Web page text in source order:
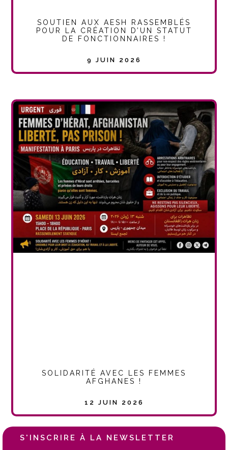
SOUTIEN AUX AESH RASSEMBLÉS
POUR LA CRÉATION D’UN STATUT
DE FONCTIONNAIRES !
9 JUIN 2026
SOLIDARITÉ AVEC LES FEMMES
AFGHANES !
12 JUIN 2026
S'INSCRIRE À LA NEWSLETTER